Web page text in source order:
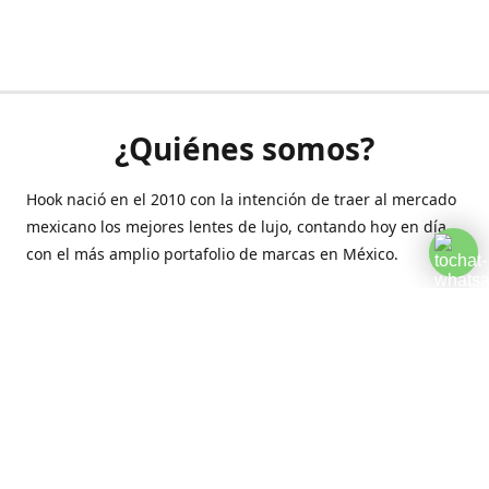
¿Quiénes somos?
Hook nació en el 2010 con la intención de traer al mercado
mexicano los mejores lentes de lujo, contando hoy en día
con el más amplio portafolio de marcas en México.